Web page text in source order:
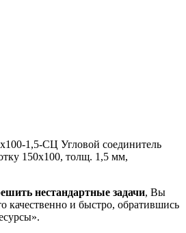
1,5-СЦ Угловой соединитель
150х100, толщ. 1,5 мм,
нестандартные задачи, Вы
качественно и быстро, обратившись